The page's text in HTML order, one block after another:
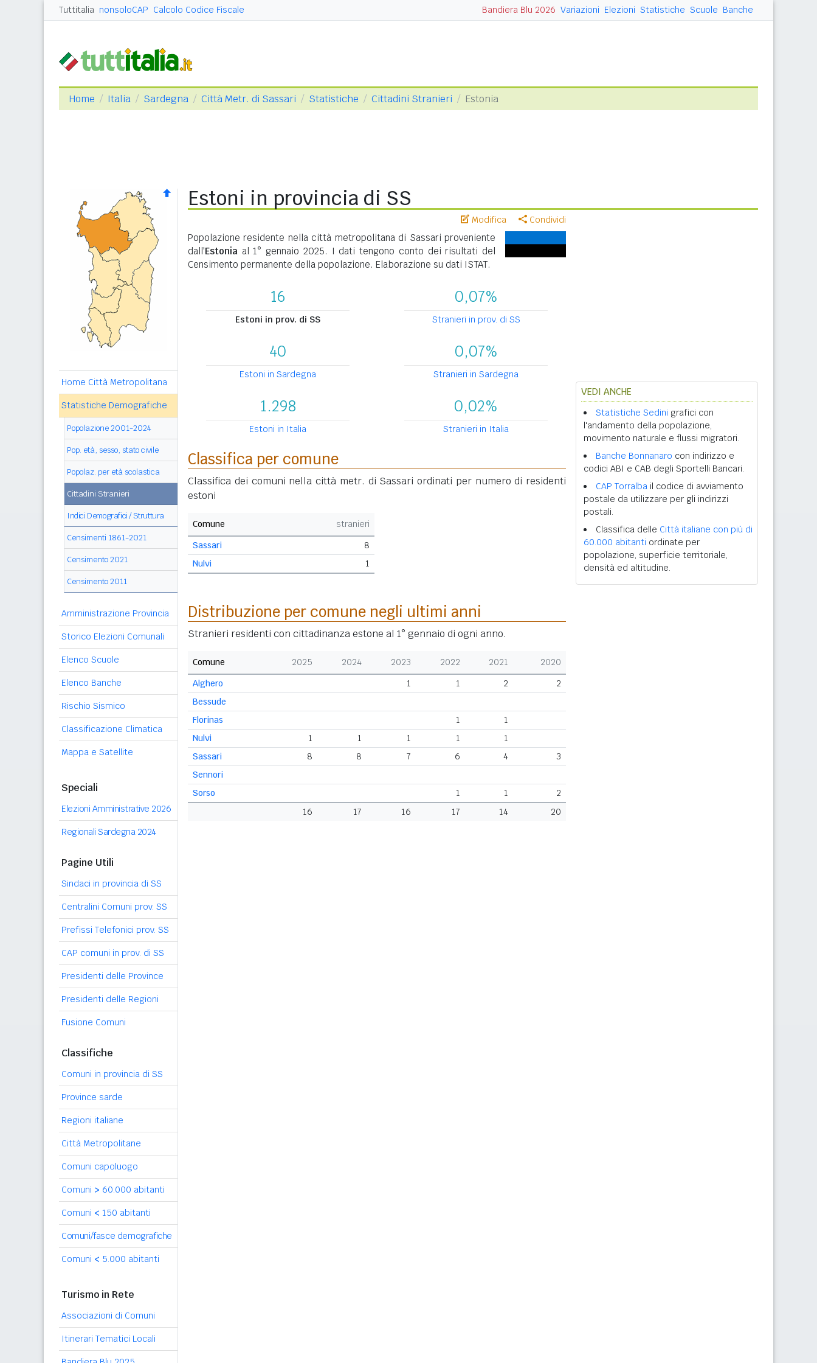
Tuttitalia nonsoloCAP Calcolo Codice Fiscale Bandiera Blu 2026 Variazioni Elezioni Statistiche Scuole Banche
Home Italia Sardegna Città Metr. di Sassari Statistiche Cittadini Stranieri Estonia
Home Città Metropolitana
Statistiche Demografiche
Popolazione 2001-2024
Pop. età, sesso, stato civile
Popolaz. per età scolastica
Cittadini Stranieri
Indici Demografici / Struttura
Censimenti 1861-2021
Censimento 2021
Censimento 2011
Amministrazione Provincia
Storico Elezioni Comunali
Elenco Scuole
Elenco Banche
Rischio Sismico
Classificazione Climatica
Mappa e Satellite
Speciali
Elezioni Amministrative 2026
Regionali Sardegna 2024
Pagine Utili
Sindaci in provincia di SS
Centralini Comuni prov. SS
Prefissi Telefonici prov. SS
CAP comuni in prov. di SS
Presidenti delle Province
Presidenti delle Regioni
Fusione Comuni
Classifiche
Comuni in provincia di SS
Province sarde
Regioni italiane
Città Metropolitane
Comuni capoluogo
Comuni > 60.000 abitanti
Comuni < 150 abitanti
Comuni/fasce demografiche
Comuni < 5.000 abitanti
Turismo in Rete
Associazioni di Comuni
Itinerari Tematici Locali
Estoni in provincia di SS
Modifica Condividi
Popolazione residente nella città metropolitana di Sassari proveniente
dall'Estonia al 1° gennaio 2025. I dati tengono conto dei risultati del
Censimento permanente della popolazione. Elaborazione su dati ISTAT.
16
Estoni in prov. di SS
0,07%
Stranieri in prov. di SS
40
Estoni in Sardegna
0,07%
Stranieri in Sardegna
1.298
Estoni in Italia
0,02%
Stranieri in Italia
Classifica per comune
Classifica dei comuni nella città metr. di Sassari ordinati per numero di residenti
estoni
Comune
stranieri
Sassari
8
Nulvi
1
Distribuzione per comune negli ultimi anni
Stranieri residenti con cittadinanza estone al 1° gennaio di ogni anno.
Comune 2025 2024 2023 2022 2021
2020
Alghero
1 1 2
2
Bessude
Florinas
1
1
Nulvi
1 1 1 1
1
Sassari
8 8 7 6 4
3
Sennori
Sorso
1 1
2
16
17 16 17 14 20
VEDI ANCHE
Statistiche Sedini grafici con
l'andamento della popolazione,
movimento naturale e flussi migratori.
Banche Bonnanaro con indirizzo e
codici ABI e CAB degli Sportelli Bancari.
CAP Torralba il codice di avviamento
postale da utilizzare per gli indirizzi
postali.
Classifica delle Città italiane con più di
60.000 abitanti ordinate per
popolazione, superficie territoriale,
densità ed altitudine.